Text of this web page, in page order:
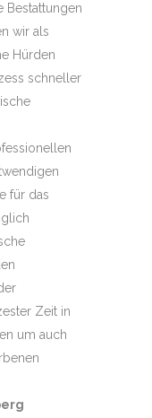
Bestattungen
wir als
Hürden
schneller
für das
Zeit in
um auch